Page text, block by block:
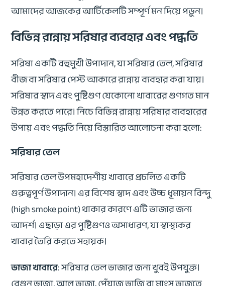
আমাদের আজকের আর্টিকেলটি সম্পূর্ণ মন দিয়ে পড়ুন।
বিভিন্ন রান্নায় সরিষার ব্যবহার এবং পদ্ধতি
সরিষা একটি বহুমুখী উপাদান, যা সরিষার তেল, সরিষার
বীজ বা সরিষার পেস্ট আকারে রান্নায় ব্যবহার করা যায়।
সরিষার স্বাদ এবং পুষ্টিগুণ যেকোনো খাবারের গুণগত মান
উন্নত করতে পারে। নিচে বিভিন্ন রান্নায় সরিষার ব্যবহারের
উপায় এবং পদ্ধতি নিয়ে বিস্তারিত আলোচনা করা হলো:
সরিষার তেল
সরিষার তেল উপমহাদেশীয় খাবারে প্রচলিত একটি
গুরুত্বপূর্ণ উপাদান। এর বিশেষ স্বাদ এবং উচ্চ ধূমায়ন বিন্দু
(high smoke point) থাকার কারণে এটি ভাজার জন্য
আদর্শ। এছাড়া এর পুষ্টিগুণও অসাধারণ, যা স্বাস্থ্যকর
খাবার তৈরি করতে সহায়ক।
ভাজা খাবারে: সরিষার তেল ভাজার জন্য খুবই উপযুক্ত।